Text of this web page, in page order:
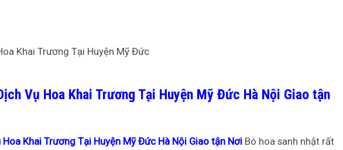
Vụ Hoa Khai Trương Tại Huyện Mỹ Đức Hà Nội Giao tận
Hoa Khai Trương Tại Huyện Mỹ Đức Hà Nội Giao tận Nơi Bó hoa sanh nhật rất